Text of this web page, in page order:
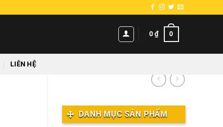
0₫ 0
LIÊN HỆ
DANH MỤC SẢN PHẨM